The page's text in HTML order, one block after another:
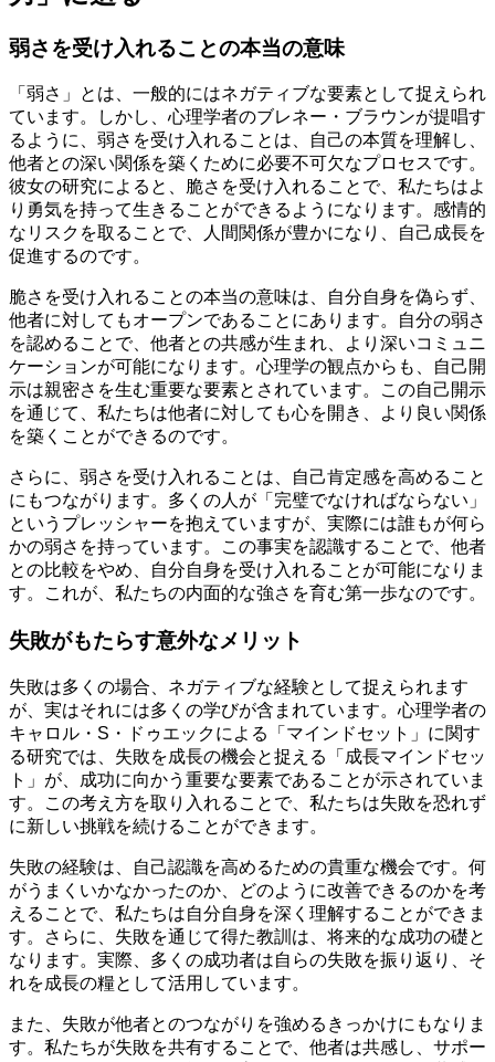
弱さを受け入れることの本当の意味
「弱さ」とは、一般的にはネガティブな要素として捉えられ
ています。しかし、心理学者のブレネー・ブラウンが提唱す
るように、弱さを受け入れることは、自己の本質を理解し、
他者との深い関係を築くために必要不可欠なプロセスです。
彼女の研究によると、脆さを受け入れることで、私たちはよ
り勇気を持って生きることができるようになります。感情的
なリスクを取ることで、人間関係が豊かになり、自己成長を
促進するのです。
脆さを受け入れることの本当の意味は、自分自身を偽らず、
他者に対してもオープンであることにあります。自分の弱さ
を認めることで、他者との共感が生まれ、より深いコミュニ
ケーションが可能になります。心理学の観点からも、自己開
示は親密さを生む重要な要素とされています。この自己開示
を通じて、私たちは他者に対しても心を開き、より良い関係
を築くことができるのです。
さらに、弱さを受け入れることは、自己肯定感を高めること
にもつながります。多くの人が「完璧でなければならない」
というプレッシャーを抱えていますが、実際には誰もが何ら
かの弱さを持っています。この事実を認識することで、他者
との比較をやめ、自分自身を受け入れることが可能になりま
す。これが、私たちの内面的な強さを育む第一歩なのです。
失敗がもたらす意外なメリット
失敗は多くの場合、ネガティブな経験として捉えられます
が、実はそれには多くの学びが含まれています。心理学者の
キャロル・S・ドゥエックによる「マインドセット」に関す
る研究では、失敗を成長の機会と捉える「成長マインドセッ
ト」が、成功に向かう重要な要素であることが示されていま
す。この考え方を取り入れることで、私たちは失敗を恐れず
に新しい挑戦を続けることができます。
失敗の経験は、自己認識を高めるための貴重な機会です。何
がうまくいかなかったのか、どのように改善できるのかを考
えることで、私たちは自分自身を深く理解することができま
す。さらに、失敗を通じて得た教訓は、将来的な成功の礎と
なります。実際、多くの成功者は自らの失敗を振り返り、そ
れを成長の糧として活用しています。
また、失敗が他者とのつながりを強めるきっかけにもなりま
す。私たちが失敗を共有することで、他者は共感し、サポー